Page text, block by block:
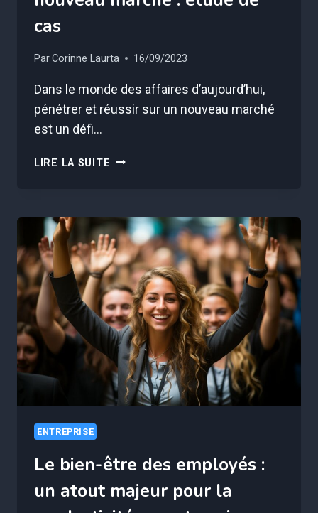
cas
ParCorinne Laurta 16/09/2023
Dans le monde des affaires d’aujourd’hui,
pénétrer et réussir sur un nouveau marché
est un défi…
LIRE LA SUITE RÉUSSIR
UN
NOUVEAU
MARCHÉ
:
ÉTUDE
DE
CAS
ENTREPRISE
Le bien-être des employés :
un atout majeur pour la